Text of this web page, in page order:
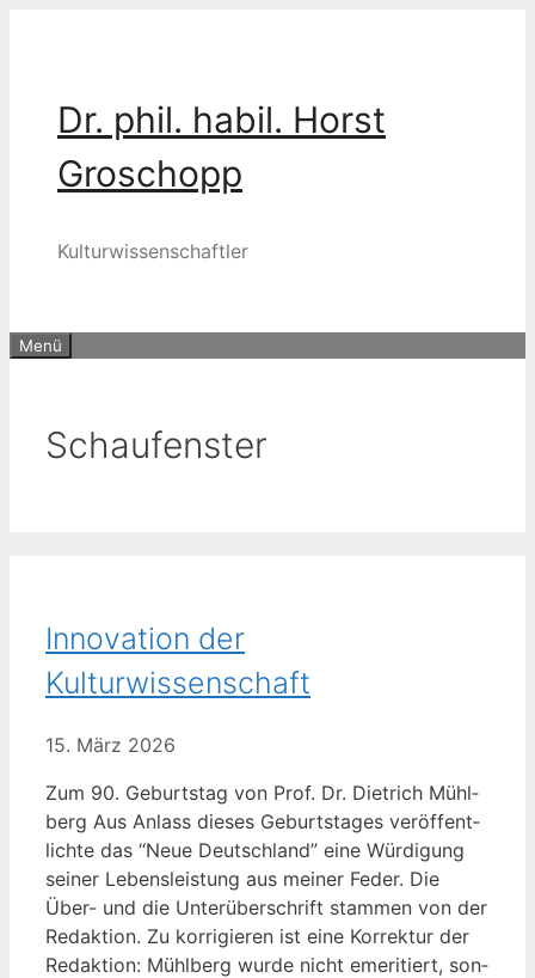
Dr. phil. habil. Horst
Groschopp
Kulturwissenschaftler
Menü
Schaufenster
Innovation der
Kulturwissenschaft
15. März 2026
Zum 90. Geburts­tag von Prof. Dr. Diet­rich Mühl­
berg Aus Anlass die­ses Geburts­ta­ges ver­öf­fent­
lich­te das “Neue Deutsch­land” eine Wür­di­gung
sei­ner Lebens­leis­tung aus mei­ner Feder. Die
Über- und die Unter­über­schrift stam­men von der
Redak­ti­on. Zu kor­ri­gie­ren ist eine Kor­rek­tur der
Redak­ti­on: Mühl­berg wur­de nicht eme­ri­tiert, son­